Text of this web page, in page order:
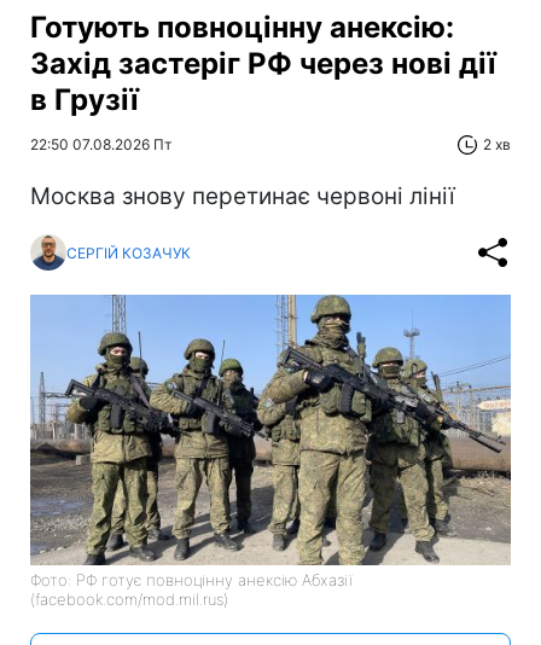
Готують повноцінну анексію:
Захід застеріг РФ через нові дії
в Грузії
22:50 07.08.2026 Пт 2 хв
Москва знову перетинає червоні лінії
СЕРГІЙ КОЗАЧУК
Фото: РФ готує повноцінну анексію Абхазії
(facebook.com/mod.mil.rus)